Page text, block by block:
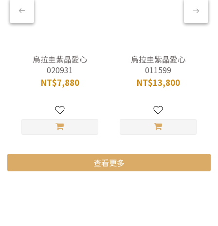
烏拉圭紫晶愛心
020931
NT$7,880
烏拉圭紫晶愛心
011599
NT$13,800
查看更多